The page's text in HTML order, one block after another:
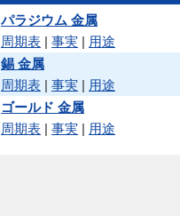
パラジウム 金属
周期表 | 事実 | 用途
錫 金属
周期表 | 事実 | 用途
ゴールド 金属
周期表 | 事実 | 用途